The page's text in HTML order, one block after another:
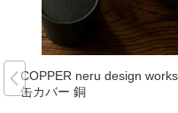
COPPER neru design
缶カバー 銅